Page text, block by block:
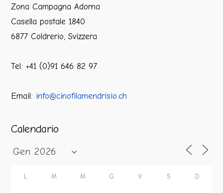
Zona Campagna Adorna
Casella postale 1840
6877 Coldrerio, Svizzera
Tel: +41 (0)91 646 82 97
Email: info@cinofilamendrisio.ch
Calendario
L M M G V S D